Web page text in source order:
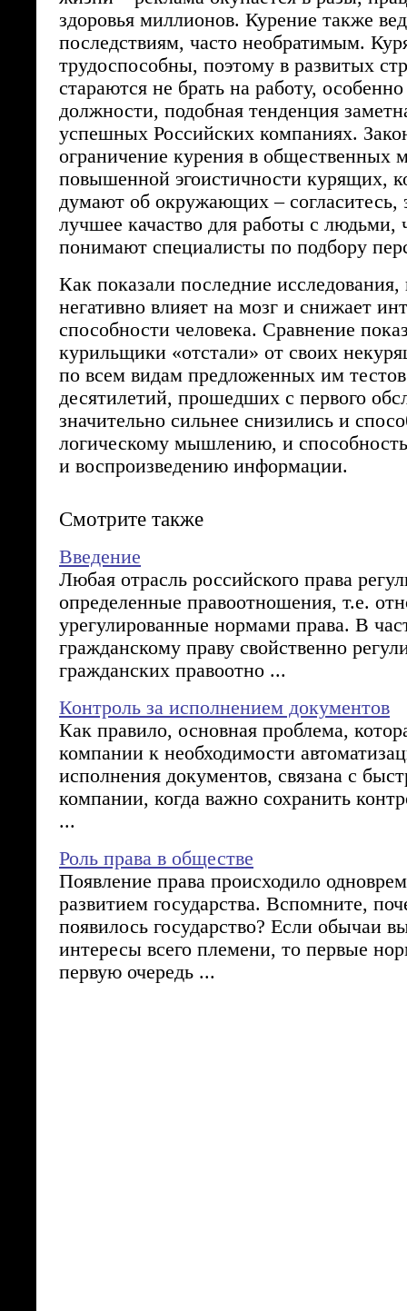
здоровья миллионов. Курение также
последствиям, часто необратимым.
трудоспособны, поэтому в развитых
стараются не брать на работу,
должности, подобная тенденция
успешных Российских компаниях.
ограничение курения в общественных
повышенной эгоистичности курящих,
думают об окружающих – согласитесь,
лучшее качаство для работы с людьми,
понимают специалисты по подбору
Как показали последние исследования,
негативно влияет на мозг и снижает
способности человека. Сравнение
курильщики «отстали» от своих
по всем видам предложенных им
десятилетий, прошедших с первого
значительно сильнее снизились и
логическому мышлению, и
и воспроизведению информации.
Смотрите также
Введение
Любая отрасль российского права
определенные правоотношения, т.е.
урегулированные нормами права. В
гражданскому праву свойственно
гражданских правоотно ...
Контроль за исполнением документов
Как правило, основная проблема,
компании к необходимости
исполнения документов, связана с
компании, когда важно сохранить
...
Роль права в обществе
Появление права происходило
развитием государства. Вспомните,
появилось государство? Если обычаи
интересы всего племени, то первые
первую очередь ...